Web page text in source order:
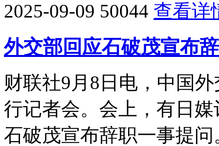
2025-09-09 50044 查看详
外交部回应石破茂宣布
财联社9月8日电，中国
行记者会。会上，有日
石破茂宣布辞职一事提